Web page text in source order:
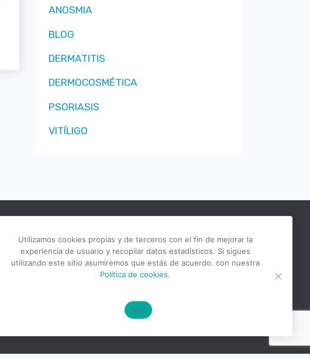
ACNÉ
ANOSMIA
BLOG
DERMATITIS
DERMOCOSMÉTICA
PSORIASIS
Tratamientos
Acné
Utilizamos cookies propias y de terceros con el fin de mejorar la
experiencia de usuario y recopilar datos estadísticos. Si sigues
utilizando este sitio asumiremos que estás de acuerdo. con nuestra
Política de cookies.
Vale